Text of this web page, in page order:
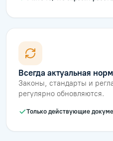
Всегда актуальная
Законы, стандарты и
регулярно обновляются.
Только действующие